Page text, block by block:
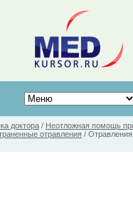
доктора / Неотложная помощь
отравления /